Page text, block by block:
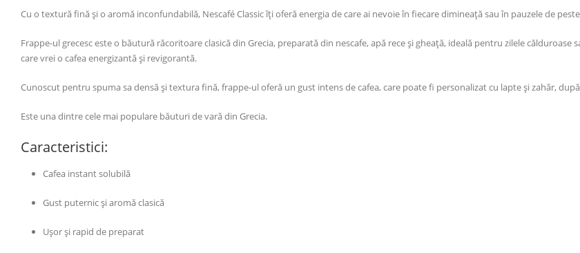
Cu o textură fină și o aromă inconfundabilă, Nescafé Classic îți oferă energia de care ai nevoie în fiecare dimineață sau în pauzele de
Frappe-ul grecesc este o băutură răcoritoare clasică din Grecia, preparată din nescafe, apă rece și gheață, ideală pentru zilele călduroase
care vrei o cafea energizantă și revigorantă.
Cunoscut pentru spuma sa densă și textura fină, frappe-ul oferă un gust intens de cafea, care poate fi personalizat cu lapte și zahăr,
Este una dintre cele mai populare băuturi de vară din Grecia.
Caracteristici:
Cafea instant solubilă
Gust puternic și aromă clasică
Ușor și rapid de preparat